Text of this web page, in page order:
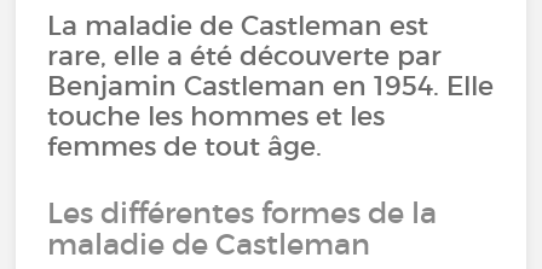
La maladie de Castleman est
rare, elle a été découverte par
Benjamin Castleman en 1954. Elle
touche les hommes et les
femmes de tout âge.
Les différentes formes de la
maladie de Castleman